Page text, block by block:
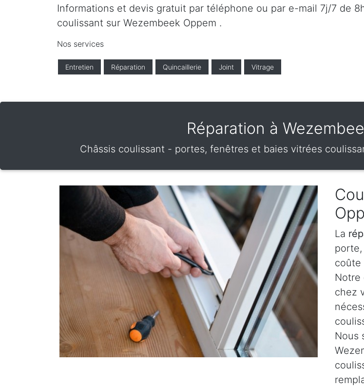
Informations et devis gratuit par téléphone ou par e-mail 7j/7 de
coulissant sur Wezembeek Oppem .
Nos services
Entretien Réparation Quincaillerie Joint Vitrage
Réparation à
Châssis coulissant - portes, fenêtres et baies vitrées
La
coûte
Notre
chez
Nous